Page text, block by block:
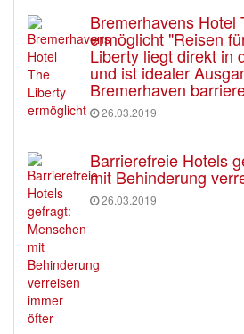
Bremerhavens Hotel
ermöglicht "Reisen
Liberty liegt direkt in
und ist idealer
Bremerhaven
26.03.2019
Barrierefreie Hotels
mit Behinderung
26.03.2019